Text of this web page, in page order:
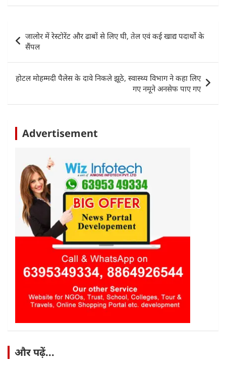
at
s
A
p
p
c
e
b
o
o
itt
er
k
e
dI
n
ai
l
ar
e
navigation
जालोर में रेस्टोरेंट और ढाबों से लिए घी, तेल एवं कई खाद्य पदार्थो के
सैंपल
होटल मोहम्मदी पैलेस के दावे निकले झूठे, स्वास्थ्य विभाग ने कहा लिए
गए नमूने अनसेफ पाए गए
Advertisement
और पढ़ें...